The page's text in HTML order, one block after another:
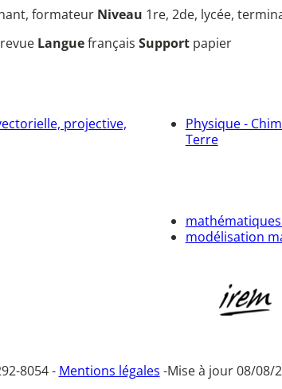
formateur Niveau 1re, 2de, lycée,
Languefrançais Support papier
projective,
Physique -
Terre
modélisation
8054 - Mentions légales -Mise à jour 08/08/